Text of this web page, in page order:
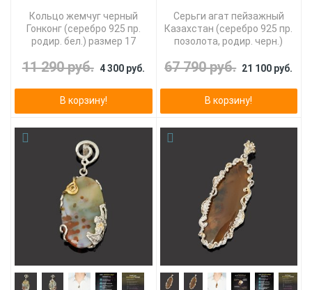
Кольцо жемчуг черный
Гонконг (серебро 925 пр.
родир. бел.) размер 17
11 290 руб. 4 300 руб.
В корзину!
Серьги агат пейзажный
Казахстан (серебро 925 пр.
позолота, родир. черн.)
67 790 руб. 21 100 руб.
В корзину!